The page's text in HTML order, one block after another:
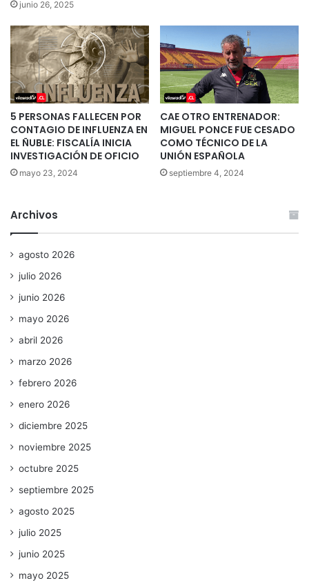
junio 26, 2025
5 PERSONAS FALLECEN POR
CONTAGIO DE INFLUENZA EN
EL ÑUBLE: FISCALÍA INICIA
INVESTIGACIÓN DE OFICIO
mayo 23, 2024
CAE OTRO ENTRENADOR:
MIGUEL PONCE FUE CESADO
COMO TÉCNICO DE LA
UNIÓN ESPAÑOLA
septiembre 4, 2024
Archivos
agosto 2026
julio 2026
junio 2026
mayo 2026
abril 2026
marzo 2026
febrero 2026
enero 2026
diciembre 2025
noviembre 2025
octubre 2025
septiembre 2025
agosto 2025
julio 2025
junio 2025
mayo 2025